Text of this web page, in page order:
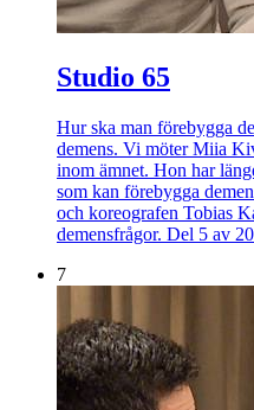
Studio 65
Hur ska man förebygga
demens. Vi möter Miia
inom ämnet. Hon har
som kan förebygga
och koreografen Tobias
demensfrågor. Del 5 av
7